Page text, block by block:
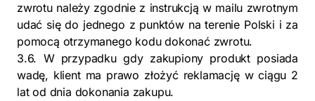
zwrotu należy zgodnie z instrukcją w mailu zwrotnym
udać się do jednego z punktów na terenie Polski i za
pomocą otrzymanego kodu dokonać zwrotu.
3.6. W przypadku gdy zakupiony produkt posiada
wadę, klient ma prawo złożyć reklamację w ciągu 2
lat od dnia dokonania zakupu.